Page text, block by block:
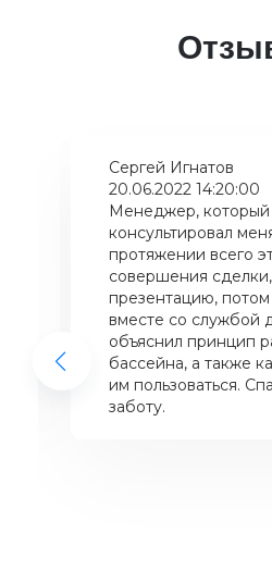
Сергей Игнатов
20.06.2022 14:20:00
Менеджер, который
консультировал
протяжении всего
совершения
презентацию,
вместе со службой
объяснил принцип
бассейна, а также
им пользоваться.
заботу.